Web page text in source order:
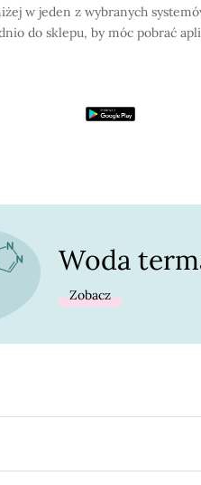
w jeden z wybranych
do sklepu, by móc pobrać
Woda
Zobacz